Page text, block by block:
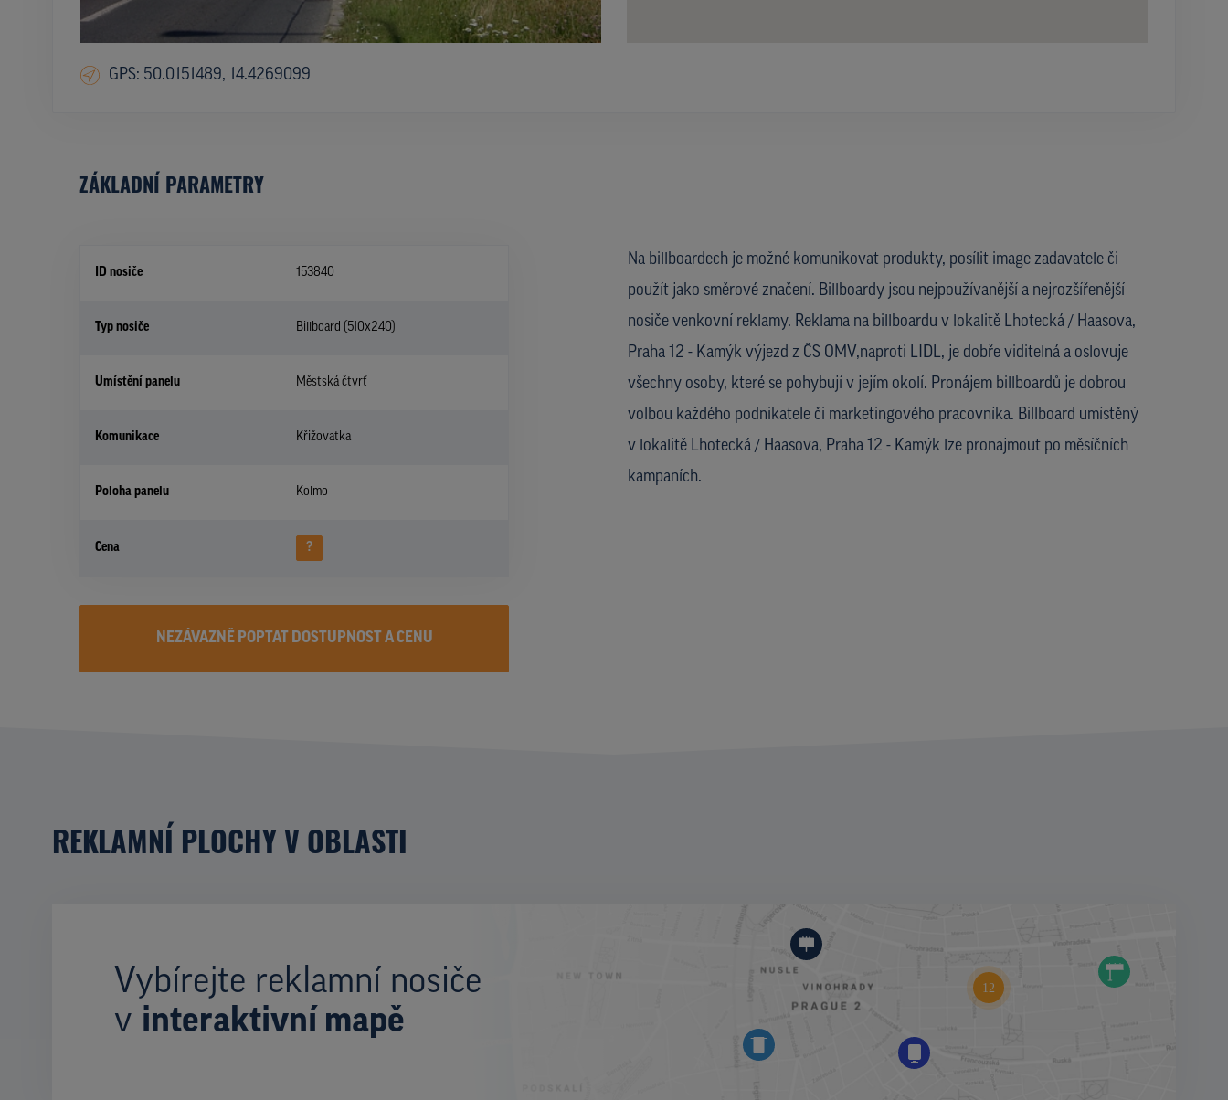
GPS: 50.0151489, 14.4269099
ZÁKLADNÍ PARAMETRY
ID nosiče 153840
Typ nosiče Billboard (510x240)
Umístění panelu Městská čtvrť
Komunikace Křižovatka
Poloha panelu Kolmo
Cena ?
Na billboardech je možné komunikovat produkty, posílit image zadavatele či
použít jako směrové značení. Billboardy jsou nejpoužívanější a nejrozšířenější
nosiče venkovní reklamy. Reklama na billboardu v lokalitě Lhotecká / Haasova,
Praha 12 - Kamýk výjezd z ČS OMV,naproti LIDL, je dobře viditelná a oslovuje
všechny osoby, které se pohybují v jejím okolí. Pronájem billboardů je dobrou
volbou každého podnikatele či marketingového pracovníka. Billboard umístěný
v lokalitě Lhotecká / Haasova, Praha 12 - Kamýk lze pronajmout po měsíčních
kampaních.
NEZÁVAZNĚ POPTAT DOSTUPNOST A CENU
REKLAMNÍ PLOCHY V OBLASTI
Vybírejte reklamní nosiče
v interaktivní mapě